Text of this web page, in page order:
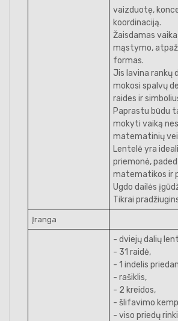
vaizduotę,
koordinaciją.
Žaisdamas
mąstymo,
formas.
Jis lavina rankų
mokosi spalvų
raides ir
Paprastu būdu
mokyti vaiką
matematinių
Lentelė yra
priemonė,
matematikos ir
Ugdo dailės
Tikrai
Įranga
- dviejų dalių
- 31 raidė,
- 1 indelis
- rašiklis,
- 2 kreidos,
- šlifavimo
- viso priedų